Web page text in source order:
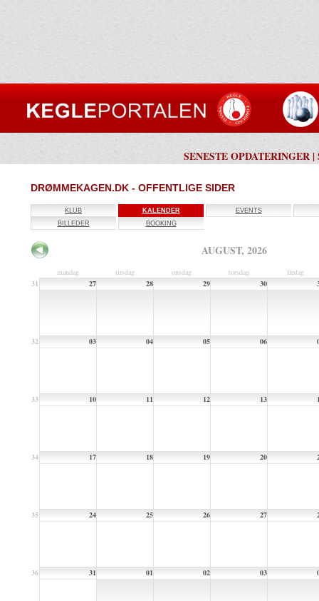
SENESTE OPDATERINGER |
DRØMMEKAGEN.DK - OFFENTLIGE SIDER
KLUB KALENDER
EVENTS
BILLEDER
BOOKING
AUGUST, 2026
mandag tirsdag onsdag torsdag
fredag
31
27 28 29 30
32 03 04 05 06
33 10 11 12 13
34 17 18 19 20
35 24 25 26 27
36 31 01 02 03